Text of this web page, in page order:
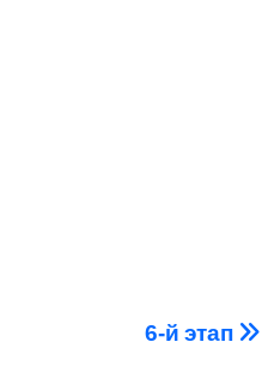
6-й этап